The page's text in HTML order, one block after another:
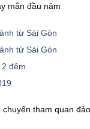
mắn đầu năm
từ Sài Gòn
từ Sài Gòn
đêm
tham quan